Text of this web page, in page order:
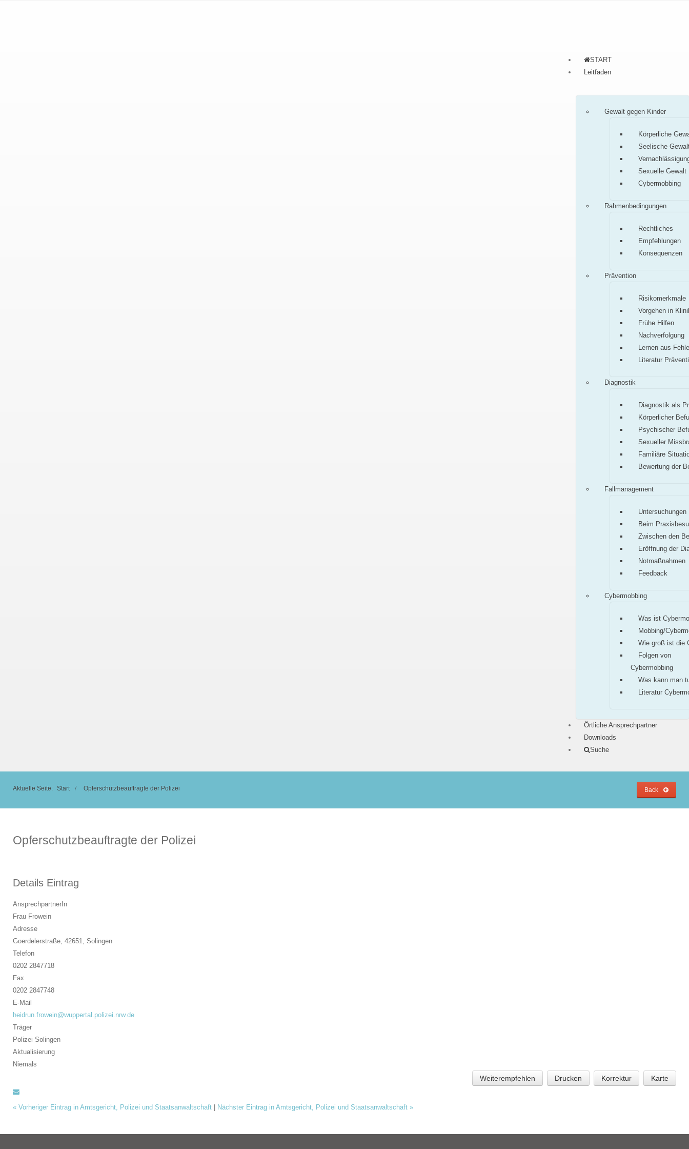
START
Leitfaden
Gewalt gegen Kinder
Körperliche
Seelische
Sexuelle Gewalt
Cybermobbing
Rahmenbedingungen
Rechtliches
Empfehlungen
Konsequenzen
Prävention
Risikomerkmale
Vorgehen in
Frühe Hilfen
Nachverfolgung
Lernen aus
Literatur
Diagnostik
Diagnostik als
Körperlicher
Psychischer
Sexueller
Familiäre
Bewertung der
Fallmanagement
Untersuchungen
Beim
Zwischen den
Eröffnung der
Notmaßnahmen
Feedback
Cybermobbing
Was ist
Mobbing/
Wie groß ist die
Folgen von
Cybermobbing
Was kann man
Literatur
Örtliche Ansprechpartner
Downloads
Suche
Aktuelle Seite: Start Opferschutzbeauftragte der Polizei Back
Opferschutzbeauftragte der Polizei
Details Eintrag
AnsprechpartnerIn
Frau Frowein
Adresse
Goerdelerstraße, 42651, Solingen
Telefon
0202 2847718
Fax
0202 2847748
E-Mail
heidrun.frowein@wuppertal.polizei.nrw.de
Träger
Polizei Solingen
Aktualisierung
Niemals
Weiterempfehlen Drucken Korrektur Karte
« Vorheriger Eintrag in Amtsgericht, Polizei und Staatsanwaltschaft Nächster Eintrag in Amtsgericht, Polizei und Staatsanwaltschaft »